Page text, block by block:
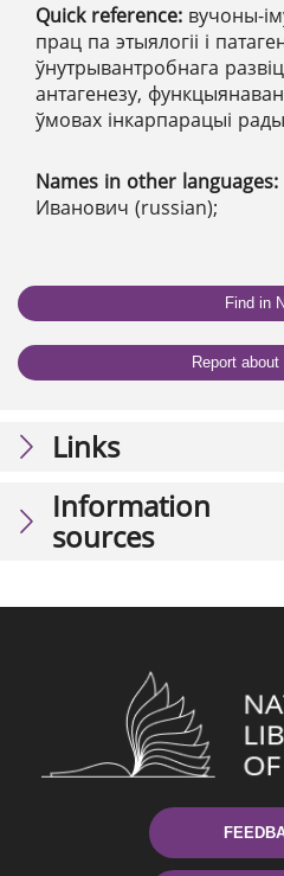
Quick reference: вучоны-
прац па этыялогіі і
ўнутрывантробнага
антагенезу,
ўмовах інкарпарацыі
Names in other languages:
Иванович (russian);
Find in
Report
Links
Information
sources